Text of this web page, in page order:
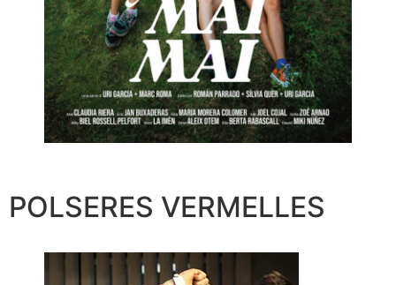
POLSERES VERMELLES